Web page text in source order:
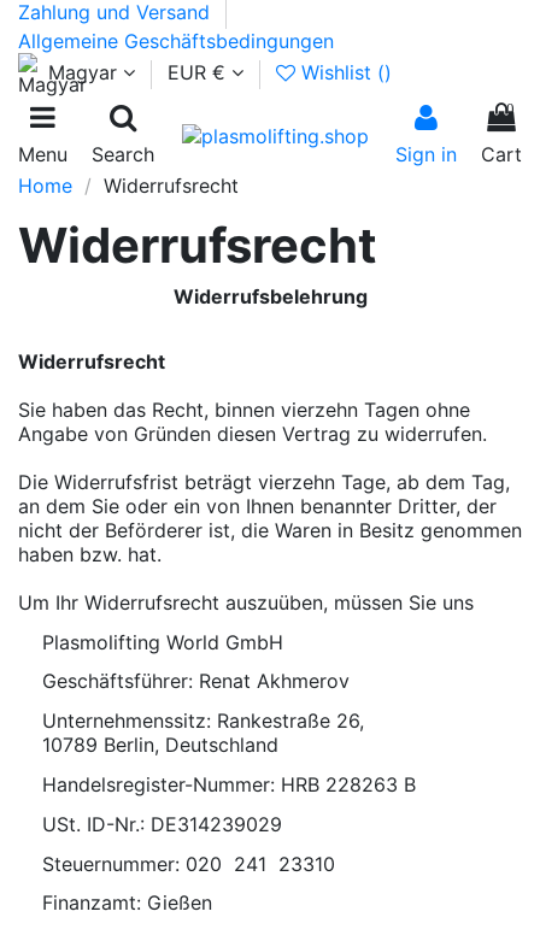
Zahlung und Versand
Allgemeine Geschäftsbedingungen
Magyar
EUR € Wishlist ()
Menu Search Sign in
0
Cart
Home
Widerrufsrecht
Widerrufsrecht
Widerrufsbelehrung
Widerrufsrecht
Sie haben das Recht, binnen vierzehn Tagen ohne
Angabe von Gründen diesen Vertrag zu widerrufen.
Die Widerrufsfrist beträgt vierzehn Tage, ab dem Tag,
an dem Sie oder ein von Ihnen benannter Dritter, der
nicht der Beförderer ist, die Waren in Besitz genommen
haben bzw. hat.
Um Ihr Widerrufsrecht auszuüben, müssen Sie uns
Plasmolifting World GmbH
Geschäftsführer: Renat Akhmerov
Unternehmenssitz: Rankestraße 26,
10789 Berlin, Deutschland
Handelsregister-Nummer: HRB 228263 B
USt. ID-Nr.: DE314239029
Steuernummer: 020 241 23310
Finanzamt: Gießen